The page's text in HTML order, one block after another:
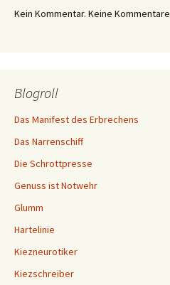
Kein Kommentar. Keine Kommentare
Blogroll
Das Manifest des Erbrechens
Das Narrenschiff
Die Schrottpresse
Genuss ist Notwehr
Glumm
Hartelinie
Kiezneurotiker
Kiezschreiber